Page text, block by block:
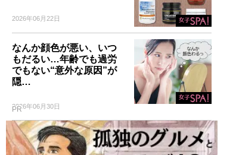
2026年06月22日
なんか顔色が悪い、いつ
もだるい…年齢でも過労
でもない“意外な原因”が
隠…
2026年06月30日
PR